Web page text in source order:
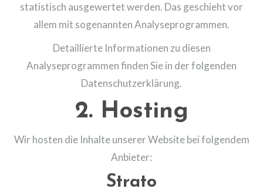
statistisch ausgewertet werden. Das geschieht vor
allem mit sogenannten Analyseprogrammen.
Detaillierte Informationen zu diesen
Analyseprogrammen finden Sie in der folgenden
Datenschutzerklärung.
2. Hosting
Wir hosten die Inhalte unserer Website bei folgendem
Anbieter:
Strato